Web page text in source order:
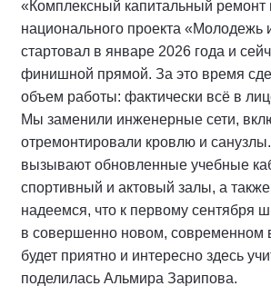
«Комплексный капитальный ремонт
национального проекта «Молодежь
стартовал в январе 2026 года и
финишной прямой. За это время
объем работы: фактически всё в
Мы заменили инженерные сети,
отремонтировали кровлю и
вызывают обновленные учебные
спортивный и актовый залы, а
надеемся, что к первому сентября
в совершенно новом, современном
будет приятно и интересно здесь
поделилась Альмира Зарипова.